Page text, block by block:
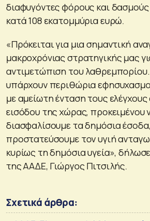
διαφυγόντες φόρους και
κατά 108 εκατομμύρια ευρώ.
«Πρόκειται για μια σημαντική
μακροχρόνιας στρατηγικής μας
αντιμετώπιση του
υπάρχουν περιθώρια
με αμείωτη ένταση τους ελέγχους
εισόδου της χώρας, προκειμένου
διασφαλίσουμε τα δημόσια
προστατεύσουμε τον υγιή
κυρίως τη δημόσια υγεία»,
της ΑΑΔΕ, Γιώργος Πιτσιλής.
Σχετικά άρθρα: